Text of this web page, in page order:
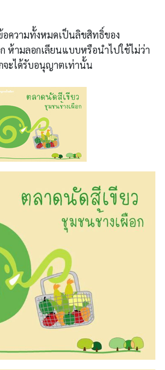
ความทั้งหมดเป็นลิขสิทธิ์ของ
ห้ามลอกเลียนแบบหรือนำไปใช้ไม่ว่า
จะได้รับอนุญาตเท่านั้น